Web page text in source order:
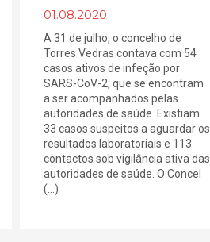
01.08.2020
A 31 de julho, o concelho de
Torres Vedras contava com 54
casos ativos de infeção por
SARS-CoV-2, que se encontram
a ser acompanhados pelas
autoridades de saúde. Existiam
33 casos suspeitos a aguardar os
resultados laboratoriais e 113
contactos sob vigilância ativa das
autoridades de saúde. O Concel
(...)